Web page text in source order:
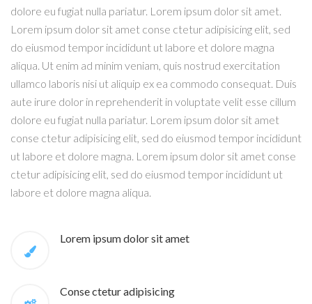
dolore eu fugiat nulla pariatur. Lorem ipsum dolor sit amet.
Lorem ipsum dolor sit amet conse ctetur adipisicing elit, sed
do eiusmod tempor incididunt ut labore et dolore magna
aliqua. Ut enim ad minim veniam, quis nostrud exercitation
ullamco laboris nisi ut aliquip ex ea commodo consequat. Duis
aute irure dolor in reprehenderit in voluptate velit esse cillum
dolore eu fugiat nulla pariatur. Lorem ipsum dolor sit amet
conse ctetur adipisicing elit, sed do eiusmod tempor incididunt
ut labore et dolore magna. Lorem ipsum dolor sit amet conse
ctetur adipisicing elit, sed do eiusmod tempor incididunt ut
labore et dolore magna aliqua.
Lorem ipsum dolor sit amet
Conse ctetur adipisicing